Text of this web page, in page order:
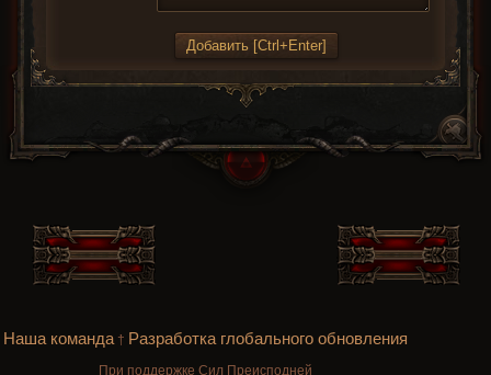
Наша команда† Разработка глобального обновления
При поддержке Сил Преисподней